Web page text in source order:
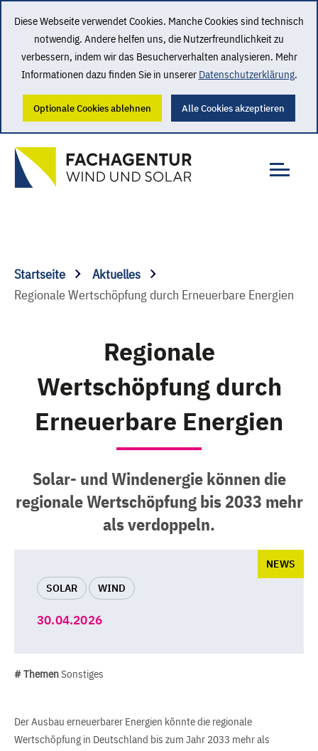
Diese Webseite verwendet Cookies. Manche Cookies sind technisch
notwendig. Andere helfen uns, die Nutzerfreundlichkeit zu
verbessern, indem wir das Besucherverhalten analysieren. Mehr
Informationen dazu finden Sie in unserer Datenschutzerklärung.
Optionale Cookies ablehnen Alle Cookies akzeptieren
Startseite
Aktuelles
Regionale Wertschöpfung durch Erneuerbare Energien
Regionale
Wertschöpfung durch
Erneuerbare Energien
Solar- und Windenergie können die
regionale Wertschöpfung bis 2033 mehr
als verdoppeln.
SOLAR WIND
NEWS
30.04.2026
# ThemenSonstiges
Der Ausbau erneuerbarer Energien könnte die regionale
Wertschöpfung in Deutschland bis zum Jahr 2033 mehr als